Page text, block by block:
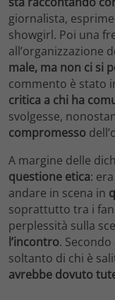
giornalista,
showgirl. Poi una
all’organizzazione
male, ma non ci si
commento è stato
critica a chi ha
svolgesse,
compromesso
A margine delle
questione etica:
andare in scena in
soprattutto tra i
perplessità sulla
l’incontro.
soltanto di chi è
avrebbe dovuto